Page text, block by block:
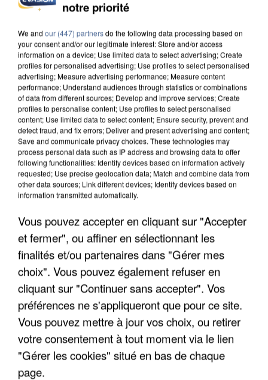
INCENDIES : L’ÎLE-DE-FRANCE LANCE UN ÉLAN
DE SOLIDARITÉ AVEC LES...
APRÈS TOUTES CES CANICULES, LES REFUGES
DE FAUNE SAUVAGE SONT...
notre priorité
We and our (447) partnersdo the following data processing based on
your consent and/or our legitimate interest: Store and/or access
information on a device; Use limited data to select advertising; Create
profiles for personalised advertising; Use profiles to select personalised
advertising; Measure advertising performance; Measure content
performance; Understand audiences through statistics or combinations
of data from different sources; Develop and improve services; Create
profiles to personalise content; Use profiles to select personalised
content; Use limited data to select content; Ensure security, prevent and
detect fraud, and fix errors; Deliver and present advertising and content;
Save and communicate privacy choices. These technologies may
process personal data such as IP address and browsing data to offer
following functionalities: Identify devices based on information actively
requested; Use precise geolocation data; Match and combine data from
other data sources; Link different devices; Identify devices based on
information transmitted automatically.
Vous pouvez accepter en cliquant sur "Accepter
et fermer", ou affiner en sélectionnant les
finalités et/ou partenaires dans "Gérer mes
choix". Vous pouvez également refuser en
cliquant sur "Continuer sans accepter". Vos
préférences ne s'appliqueront que pour ce site.
Vous pouvez mettre à jour vos choix, ou retirer
votre consentement à tout moment via le lien
"Gérer les cookies" situé en bas de chaque
page.